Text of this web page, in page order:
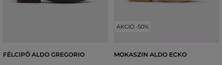
FÉLCIPŐ ALDO GREGORIO
AKCIÓ -50%
MOKASZIN ALDO ECKO